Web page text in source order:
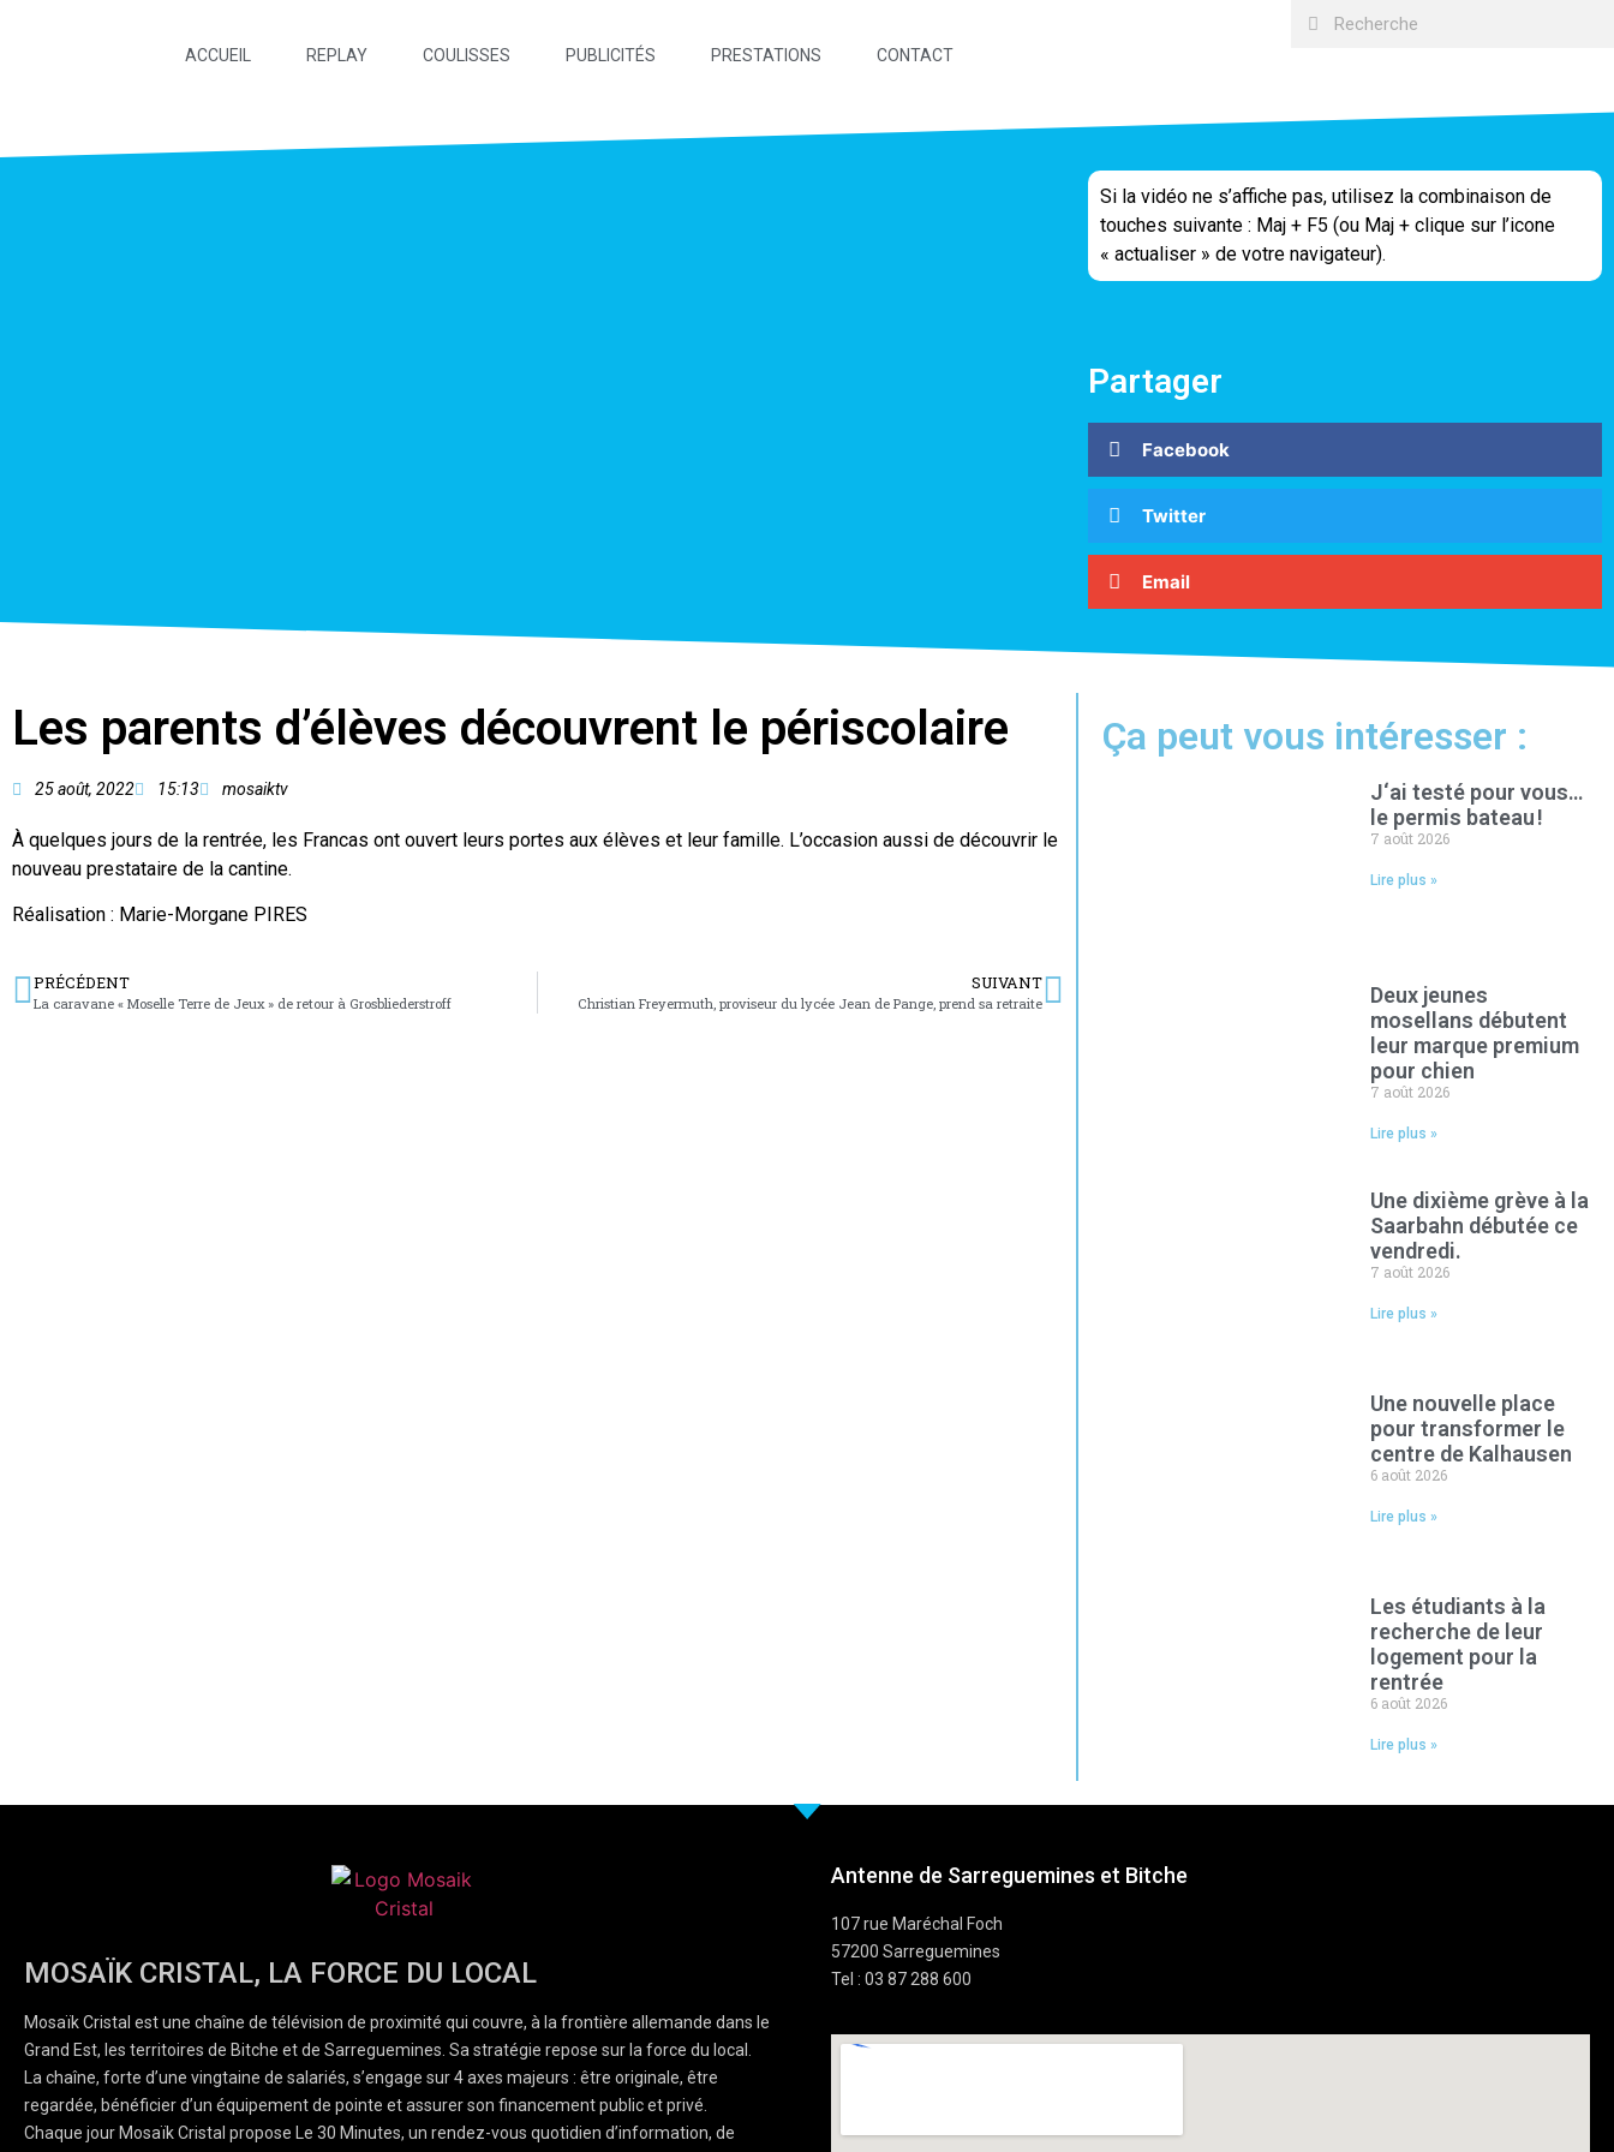
ACCUEIL REPLAY COULISSES PUBLICITÉS PRESTATIONS CONTACT
Si la vidéo ne s’affiche pas, utilisez la combinaison de
touches suivante : Maj + F5 (ou Maj + clique sur l’icone
« actualiser » de votre navigateur).
Partager
Facebook
Twitter
Email
Les parents d’élèves découvrent le périscolaire
25 août, 2022 15:13 mosaiktv
À quelques jours de la rentrée, les Francas ont ouvert leurs portes aux élèves et leur famille. L’occasion aussi de découvrir le
nouveau prestataire de la cantine.
Réalisation : Marie-Morgane PIRES
PRÉCÉDENT
La caravane « Moselle Terre de Jeux » de retour à Grosbliederstroff
SUIVANT
Christian Freyermuth, proviseur du lycée Jean de Pange, prend sa retraite
Ça peut vous intéresser :
J‘ai testé pour vous…
le permis bateau !
7 août 2026
Lire plus »
Deux jeunes
mosellans débutent
leur marque premium
pour chien
7 août 2026
Lire plus »
Une dixième grève à la
Saarbahn débutée ce
vendredi.
7 août 2026
Lire plus »
Une nouvelle place
pour transformer le
centre de Kalhausen
6 août 2026
Lire plus »
Les étudiants à la
recherche de leur
logement pour la
rentrée
6 août 2026
Lire plus »
MOSAÏK CRISTAL, LA FORCE DU LOCAL
Mosaïk Cristal est une chaîne de télévision de proximité qui couvre, à la frontière allemande dans le
Grand Est, les territoires de Bitche et de Sarreguemines. Sa stratégie repose sur la force du local.
La chaîne, forte d’une vingtaine de salariés, s’engage sur 4 axes majeurs : être originale, être
regardée, bénéficier d’un équipement de pointe et assurer son financement public et privé.
Chaque jour Mosaïk Cristal propose Le 30 Minutes, un rendez-vous quotidien d’information, de
Antenne de Sarreguemines et Bitche
107 rue Maréchal Foch
57200 Sarreguemines
Tel : 03 87 288 600